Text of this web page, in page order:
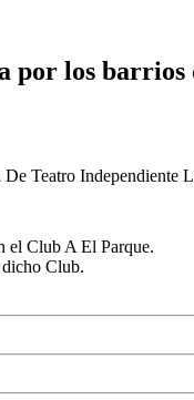
por los barrios
Teatro Independiente
el Club A El Parque.
Club.